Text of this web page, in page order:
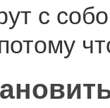
с